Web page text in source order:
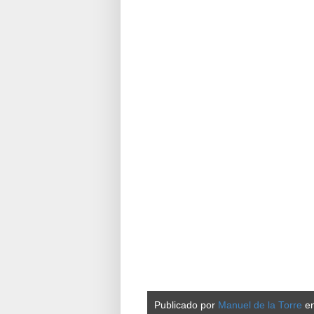
Publicado por Manuel de la Torre